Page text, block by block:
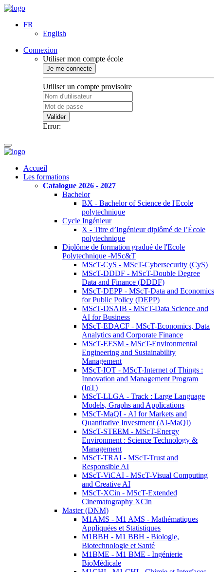
FR
English
Connexion
Utiliser mon compte école
Je me connecte
Utiliser un compte provisoire
Valider
Error:
Accueil
Les formations
Catalogue 2026 - 2027
Bachelor
BX - Bachelor of Science de l'Ecole
polytechnique
Cycle Ingénieur
X - Titre d’Ingénieur diplômé de l’École
polytechnique
Diplôme de formation gradué de l'Ecole
Polytechnique -MSc&T
MScT-CyS - MScT-Cybersecurity (CyS)
MScT-DDDF - MScT-Double Degree
Data and Finance (DDDF)
MScT-DEPP - MScT-Data and Economics
for Public Policy (DEPP)
MScT-DSAIB - MScT-Data Science and
AI for Business
MScT-EDACF - MScT-Economics, Data
Analytics and Corporate Finance
MScT-EESM - MScT-Environmental
Engineering and Sustainability
Management
MScT-IOT - MScT-Internet of Things :
Innovation and Management Program
(IoT)
MScT-LLGA - Track : Large Language
Models, Graphs and Applications
MScT-MaQI - AI for Markets and
Quantitative Investment (AI-MaQI)
MScT-STEEM - MScT-Energy
Environment : Science Technology &
Management
MScT-TRAI - MScT-Trust and
Responsible AI
MScT-ViCAI - MScT-Visual Computing
and Creative AI
MScT-XCin - MScT-Extended
Cinematography XCin
Master (DNM)
M1AMS - M1 AMS - Mathématiques
Appliquées et Statistiques
M1BBH - M1 BBH - Biologie,
Biotechnologie et Santé
M1BME - M1 BME - Ingénierie
BioMédicale